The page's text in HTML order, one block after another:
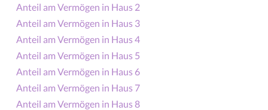
Anteil am Vermögen in Haus 2
Anteil am Vermögen in Haus 3
Anteil am Vermögen in Haus 4
Anteil am Vermögen in Haus 5
Anteil am Vermögen in Haus 6
Anteil am Vermögen in Haus 7
Anteil am Vermögen in Haus 8